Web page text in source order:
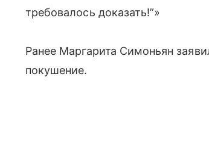
требовалось доказать!”»
Ранее Маргарита Симоньян
покушение.